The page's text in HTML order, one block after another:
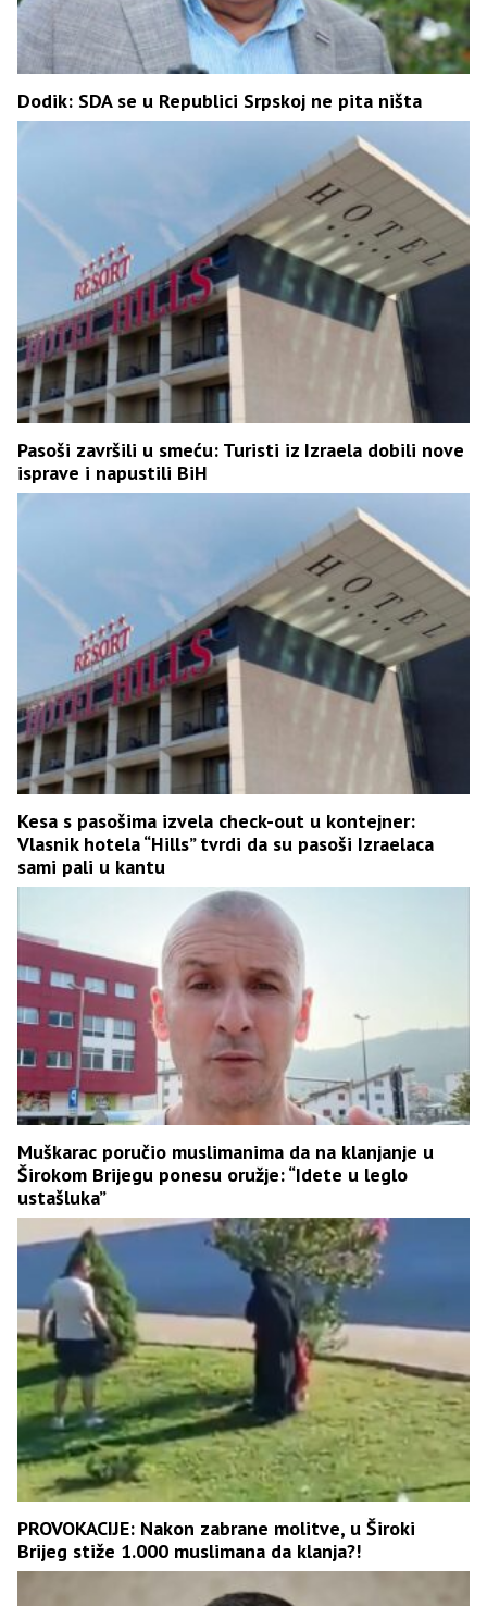
Dodik: SDA se u Republici Srpskoj ne pita ništa
Pasoši završili u smeću: Turisti iz Izraela dobili nove
isprave i napustili BiH
Kesa s pasošima izvela check-out u kontejner:
Vlasnik hotela “Hills” tvrdi da su pasoši Izraelaca
sami pali u kantu
Muškarac poručio muslimanima da na klanjanje u
Širokom Brijegu ponesu oružje: “Idete u leglo
ustašluka”
PROVOKACIJE: Nakon zabrane molitve, u Široki
Brijeg stiže 1.000 muslimana da klanja?!